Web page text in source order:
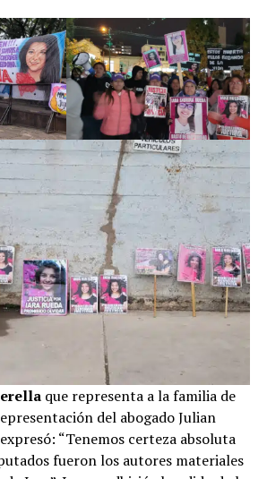
que representa a la familia de
del abogado Julian
“Tenemos certeza absoluta
fueron los autores materiales